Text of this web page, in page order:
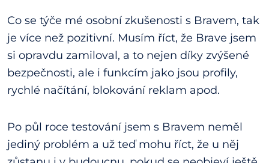
Co se týče mé osobní zkušenosti s Bravem, tak
je více než pozitivní. Musím říct, že Brave jsem
si opravdu zamiloval, a to nejen díky zvýšené
bezpečnosti, ale i funkcím jako jsou profily,
rychlé načítání, blokování reklam apod.
Po půl roce testování jsem s Bravem neměl
jediný problém a už teď mohu říct, že u něj